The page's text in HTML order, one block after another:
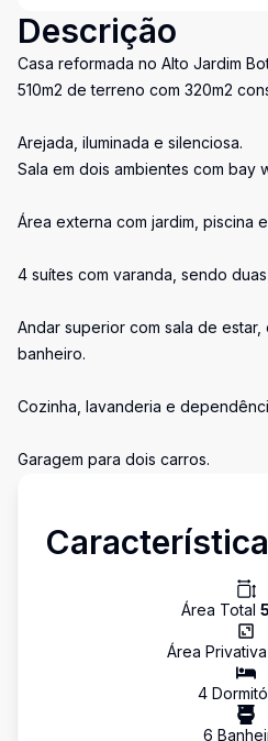
Descrição
Casa reformada no Alto Jardim
510m2 de terreno com 320m2
Arejada, iluminada e silenciosa.
Sala em dois ambientes com bay
Área externa com jardim, piscina
4 suítes com varanda, sendo
Andar superior com sala de
banheiro.
Cozinha, lavanderia e
Garagem para dois carros.
Área Total
Área Privativa
4
6